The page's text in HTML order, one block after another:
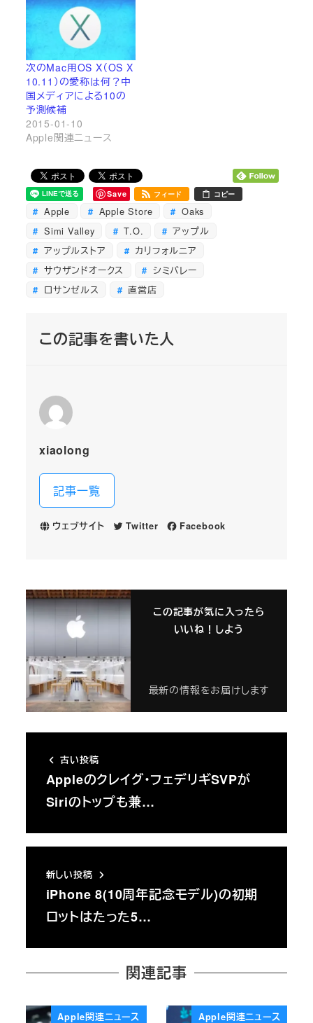
次のMac用OS X（OS X
10.11）の愛称は何？中
国メディアによる10の
予測候補
2015-01-10
Apple関連ニュース
Save フィード コピー
Apple Apple Store
Oaks
Simi Valley
T.O.
アップル
アップルストア
カリフォルニア
サウザンドオークス
シミバレー
ロサンゼルス
直営店
この記事を書いた人
xiaolong
記事一覧
ウェブサイト Twitter Facebook
この記事が気に入ったら
いいね！しよう
最新の情報をお届けします
古い投稿
Appleのクレイグ・フェデリギSVPが
Siriのトップも兼…
新しい投稿
iPhone 8(10周年記念モデル)の初期
ロットはたった5…
関連記事
Apple関連ニュース Apple関連ニュース